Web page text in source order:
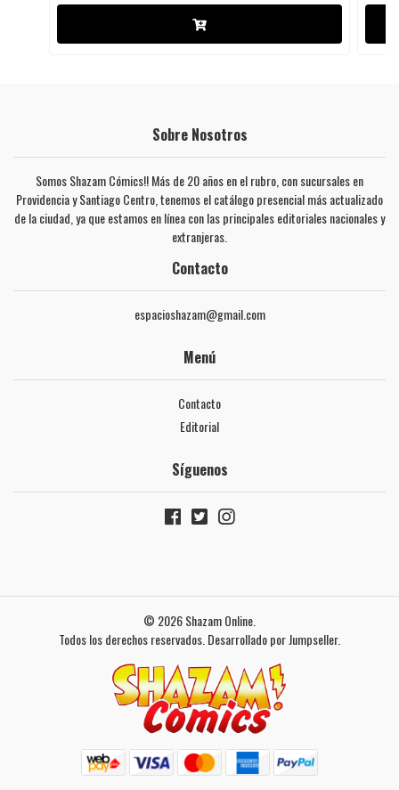
Sobre Nosotros
Somos Shazam Cómics!! Más de 20 años en el rubro, con sucursales en
Providencia y Santiago Centro, tenemos el catálogo presencial más actualizado
de la ciudad, ya que estamos en línea con las principales editoriales nacionales y
extranjeras.
Contacto
espacioshazam@gmail.com
Menú
Contacto
Editorial
Síguenos
© 2026 Shazam Online.
Todos los derechos reservados.Desarrollado por Jumpseller.